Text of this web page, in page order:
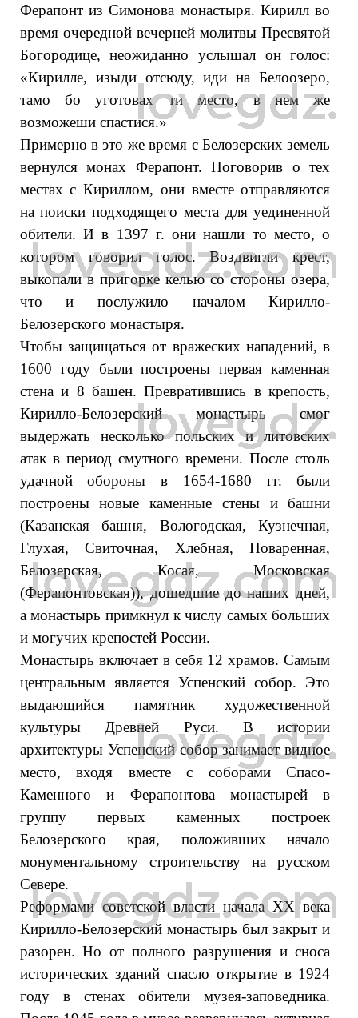
Ферапонт из Симонова монастыря. Кирилл во
время очередной вечерней молитвы Пресвятой
Богородице, неожиданно услышал он голос:
«Кирилле, изыди отсюду, иди на Белоозеро,
тамо бо уготовах ти место, в нем же
возможеши спастися.»
Примерно в это же время с Белозерских земель
вернулся монах Ферапонт. Поговорив о тех
местах с Кириллом, они вместе отправляются
на поиски подходящего места для уединенной
обители. И в 1397 г. они нашли то место, о
котором говорил голос. Воздвигли крест,
выкопали в пригорке келью со стороны озера,
что и послужило началом Кирилло-
Белозерского монастыря.
Чтобы защищаться от вражеских нападений, в
1600 году были построены первая каменная
стена и 8 башен. Превратившись в крепость,
Кирилло-Белозерский монастырь смог
выдержать несколько польских и литовских
атак в период смутного времени. После столь
удачной обороны в 1654-1680 гг. были
построены новые каменные стены и башни
(Казанская башня, Вологодская, Кузнечная,
Глухая, Свиточная, Хлебная, Поваренная,
Белозерская, Косая, Московская
(Ферапонтовская)), дошедшие до наших дней,
а монастырь примкнул к числу самых больших
и могучих крепостей России.
Монастырь включает в себя 12 храмов. Самым
центральным является Успенский собор. Это
выдающийся памятник художественной
культуры Древней Руси. В истории
архитектуры Успенский собор занимает видное
место, входя вместе с соборами Спасо-
Каменного и Ферапонтова монастырей в
группу первых каменных построек
Белозерского края, положивших начало
монументальному строительству на русском
Севере.
Реформами советской власти начала XX века
Кирилло-Белозерский монастырь был закрыт и
разорен. Но от полного разрушения и сноса
исторических зданий спасло открытие в 1924
году в стенах обители музея-заповедника.